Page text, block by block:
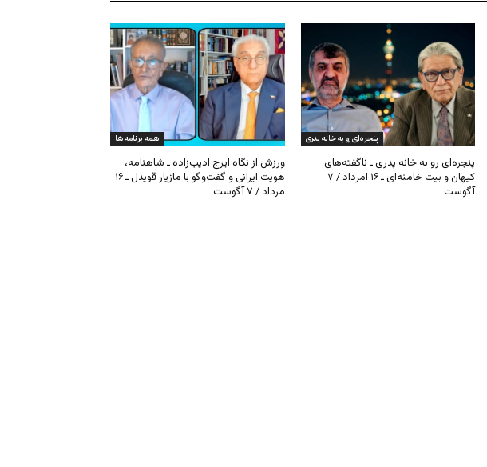
همه برنامه ها
ورزش از نگاه ایرج ادیب‌زاده ـ شاهنامه،
هویت ایرانی و گفت‌وگو با مازیار قویدل ـ ۱۶
مرداد / ۷ آگوست
پنجره‌ای رو به خانه پدری
پنجره‌ای رو به خانه پدری ـ ناگفته‌های
کیهان و بیت خامنه‌ای ـ ۱۶ امرداد / ۷
آگوست